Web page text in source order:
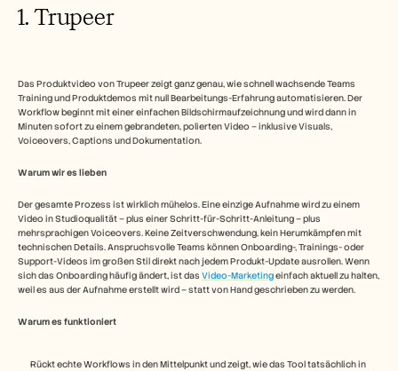
1. Trupeer
Das Produktvideo von Trupeer zeigt ganz genau, wie schnell wachsende Teams
Training und Produktdemos mit null Bearbeitungs-Erfahrung automatisieren. Der
Workflow beginnt mit einer einfachen Bildschirmaufzeichnung und wird dann in
Minuten sofort zu einem gebrandeten, polierten Video – inklusive Visuals,
Voiceovers, Captions und Dokumentation.
Warum wir es lieben
Der gesamte Prozess ist wirklich mühelos. Eine einzige Aufnahme wird zu einem
Video in Studioqualität – plus einer Schritt-für-Schritt-Anleitung – plus
mehrsprachigen Voiceovers. Keine Zeitverschwendung, kein Herumkämpfen mit
technischen Details. Anspruchsvolle Teams können Onboarding-, Trainings- oder
Support-Videos im großen Stil direkt nach jedem Produkt-Update ausrollen. Wenn
sich das Onboarding häufig ändert, ist das Video-Marketing einfach aktuell zu halten,
weil es aus der Aufnahme erstellt wird – statt von Hand geschrieben zu werden.
Warum es funktioniert
Rückt echte Workflows in den Mittelpunkt und zeigt, wie das Tool tatsächlich in